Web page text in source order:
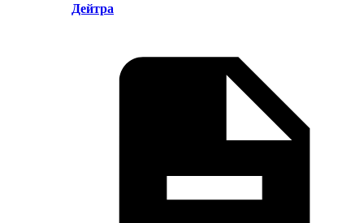
Дейтра